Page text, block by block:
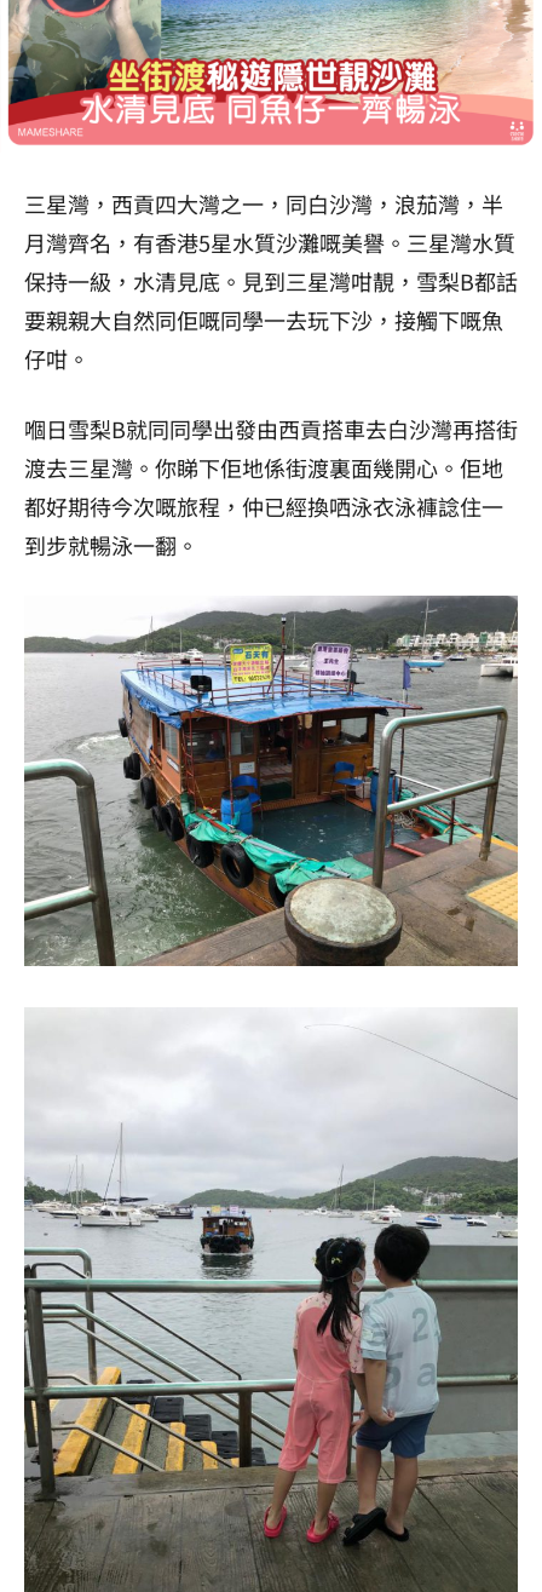
三星灣，西貢四大灣之一，同白沙灣，浪茄灣，半
月灣齊名，有香港5星水質沙灘嘅美譽。三星灣水質
保持一級，水清見底。見到三星灣咁靚，雪梨B都話
要親親大自然同佢嘅同學一去玩下沙，接觸下嘅魚
仔咁。
嗰日雪梨B就同同學出發由西貢搭車去白沙灣再搭街
渡去三星灣。你睇下佢地係街渡裏面幾開心。佢地
都好期待今次嘅旅程，仲已經換哂泳衣泳褲諗住一
到步就暢泳一翻。